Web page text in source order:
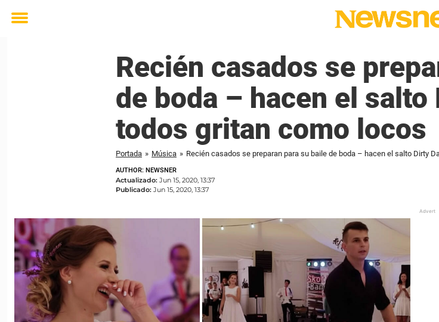
Toggle
Recién casados se
de boda – hacen el
todos gritan como locos
Portada » Música » Recién casados se preparan para su baile de boda – hacen el salto Dirty
AUTHOR: NEWSNER
Actualizado: Jun 15, 2020, 13:37
Publicado: Jun 15, 2020, 13:37